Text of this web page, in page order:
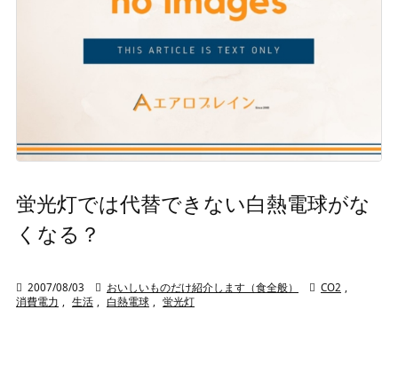
蛍光灯では代替できない白熱電球がな
くなる？
 2007/08/03  おいしいものだけ紹介します（食全般）  CO2 ,
消費電力 , 生活 , 白熱電球 , 蛍光灯